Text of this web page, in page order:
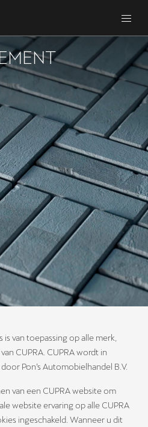
van toepassing op alle merk,
CUPRA. CUPRA wordt in
Pon’s Automobielhandel B.V.
van een CUPRA website om
website ervaring op alle CUPRA
ingeschakeld. Wanneer u dit